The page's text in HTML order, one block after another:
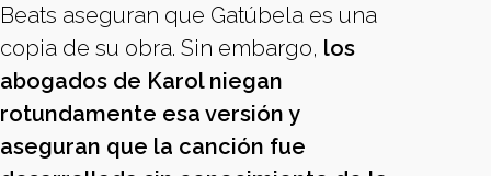
Beats aseguran que Gatúbela es una
copia de su obra. Sin embargo, los
abogados de Karol niegan
rotundamente esa versión y
aseguran que la canción fue